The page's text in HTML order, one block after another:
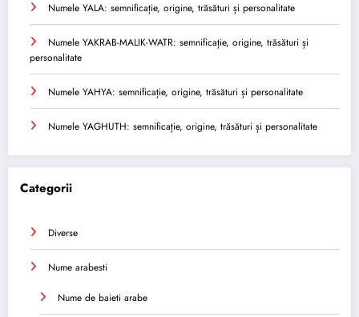
Numele YALA: semnificație, origine, trăsături și personalitate
Numele YAKRAB-MALIK-WATR: semnificație, origine, trăsături și
personalitate
Numele YAHYA: semnificație, origine, trăsături și personalitate
Numele YAGHUTH: semnificație, origine, trăsături și personalitate
Categorii
Diverse
Nume arabesti
Nume de baieti arabe